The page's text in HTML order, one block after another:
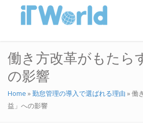
働き方改革がもたら
の影響
Home »勤怠管理の導入で選ばれる理由 »働
益」への影響